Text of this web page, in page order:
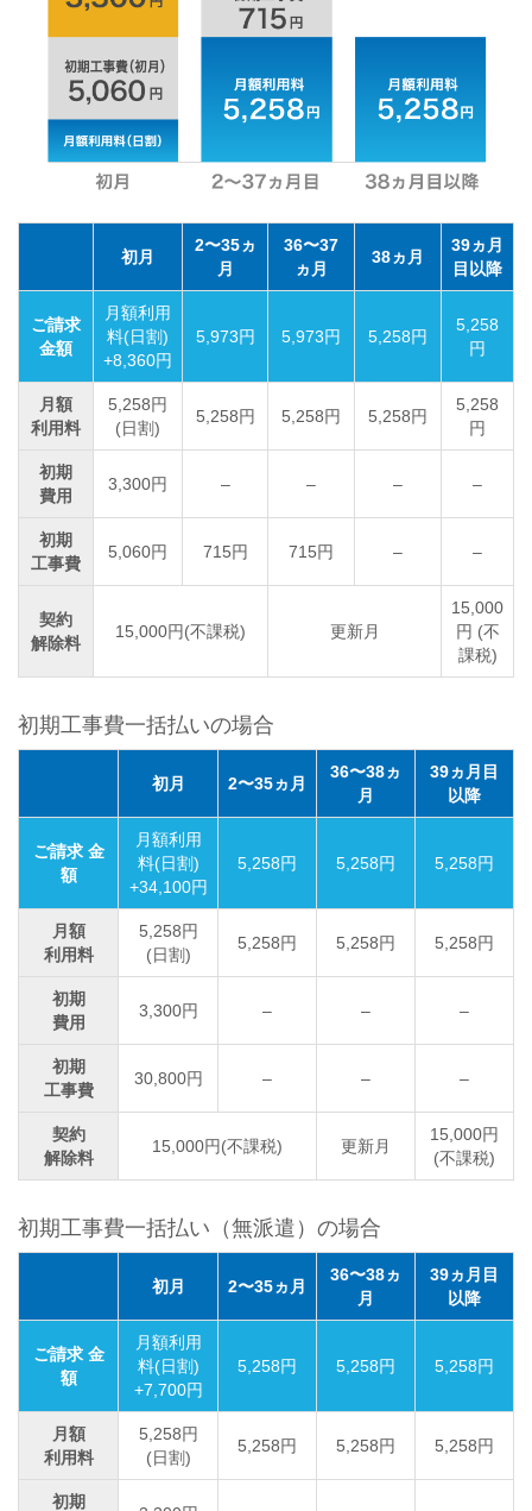
初月
2〜35ヵ
月
36〜37
ヵ月
38ヵ月
39ヵ月
目以降
ご請求
金額
月額利用
料(日割)
+8,360円
5,973円 5,973円 5,258円
5,258
円
月額
利用料
5,258円
(日割)
5,258円 5,258円 5,258円
5,258
円
初期
費用
3,300円 – – – –
初期
工事費
5,060円 715円 715円 – –
契約
解除料
15,000円(不課税) 更新月
15,000
円 (不
課税)
初期工事費一括払いの場合
初月 2〜35ヵ月
36〜38ヵ
月
39ヵ月目
以降
ご請求 金
額
月額利用
料(日割)
+34,100円
5,258円 5,258円 5,258円
月額
利用料
5,258円
(日割)
5,258円 5,258円 5,258円
初期
費用
3,300円 – – –
初期
工事費
30,800円 – – –
契約
解除料
15,000円(不課税) 更新月
15,000円
(不課税)
初期工事費一括払い（無派遣）の場合
初月 2〜35ヵ月
36〜38ヵ
月
39ヵ月目
以降
ご請求 金
額
月額利用
料(日割)
+7,700円
5,258円 5,258円 5,258円
月額
利用料
5,258円
(日割)
5,258円 5,258円 5,258円
初期